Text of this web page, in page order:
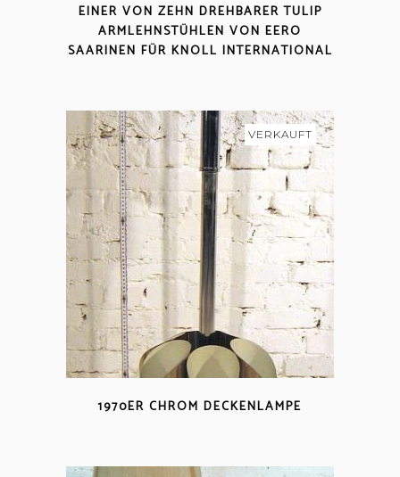
EINER VON ZEHN DREHBARER TULIP
ARMLEHNSTÜHLEN VON EERO
SAARINEN FÜR KNOLL INTERNATIONAL
VERKAUFT
1970ER CHROM DECKENLAMPE